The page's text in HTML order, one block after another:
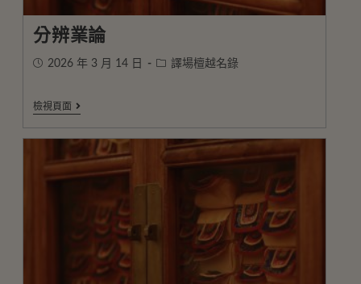
分辨業論
2026 年 3 月 14 日 譯場檀越名錄
檢視頁面